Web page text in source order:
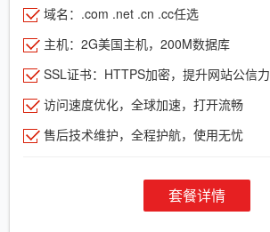
域名：.com .net .cn .cc任选
主机：2G美国主机，200M数据库
SSL证书：HTTPS加密，提升网站公信力
访问速度优化，全球加速，打开流畅
售后技术维护，全程护航，使用无忧
套餐详情